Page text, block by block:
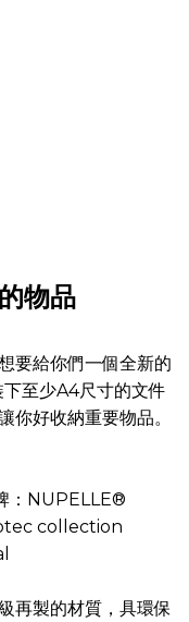
物品
要給你們一個全新的
至少A4尺寸的文件
你好收納重要物品。
：NUPELLE®
collection
再製的材質，具環保